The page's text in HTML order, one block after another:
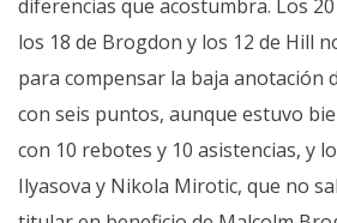
diferencias que acostumbra. Los
los 18 de Brogdon y los 12 de Hill
para compensar la baja anotación
con seis puntos, aunque estuvo
con 10 rebotes y 10 asistencias, y
Ilyasova y Nikola Mirotic, que no